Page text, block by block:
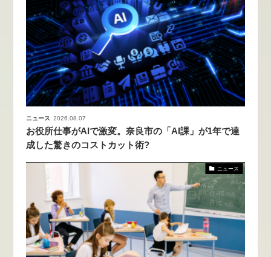
ニュース 2026.08.07
お役所仕事がAIで激変。奈良市の「AI課」が1年で達
成した驚きのコストカット術?
ニュース